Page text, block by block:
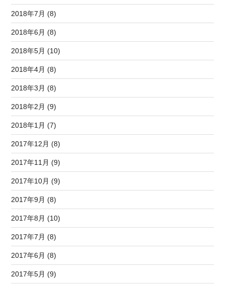
2018年7月 (8)
2018年6月 (8)
2018年5月 (10)
2018年4月 (8)
2018年3月 (8)
2018年2月 (9)
2018年1月 (7)
2017年12月 (8)
2017年11月 (9)
2017年10月 (9)
2017年9月 (8)
2017年8月 (10)
2017年7月 (8)
2017年6月 (8)
2017年5月 (9)